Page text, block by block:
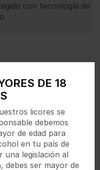
DE 18
licores se
debemos
de edad para
en tu país de
una legislación al
debes ser mayor de
con tecnología de
con notas dulces y
servir caliente.